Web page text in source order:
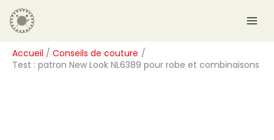
Aller
au
contenu
Accueil
Conseils de couture
Test : patron New Look NL6389 pour robe et combinaisons
R
e
c
h